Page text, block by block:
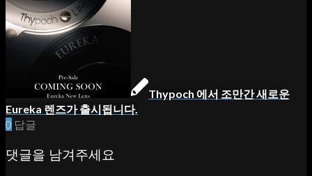
Thypoch 에서 조만간 새로운
Eureka 렌즈가 출시됩니다.
0 답글
댓글을 남겨주세요